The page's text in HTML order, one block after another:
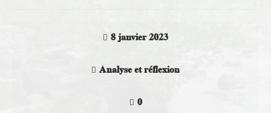
8 janvier 2023
Analyse et réflexion
0